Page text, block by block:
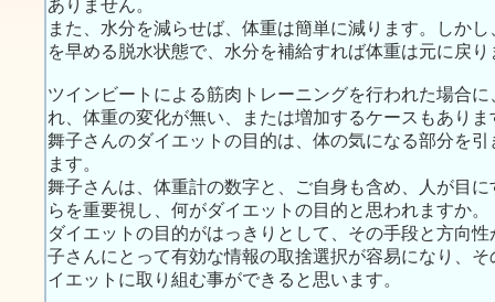
ありません。
また、水分を減らせば、体重は簡単に減ります。しか
を早める脱水状態で、水分を補給すれば体重は元に戻り
ツインビートによる筋肉トレーニングを行われた場合
れ、体重の変化が無い、または増加するケースもありま
舞子さんのダイエットの目的は、体の気になる部分を
ます。
舞子さんは、体重計の数字と、ご自身も含め、人が目
らを重要視し、何がダイエットの目的と思われますか。
ダイエットの目的がはっきりとして、その手段と方向
子さんにとって有効な情報の取捨選択が容易になり、
イエットに取り組む事ができると思います。